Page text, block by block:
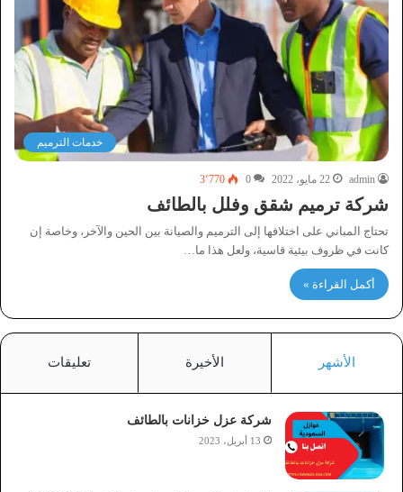
خدمات الترميم
admin 22 مايو، 2022 0 3٬770
شركة ترميم شقق وفلل بالطائف
تحتاج المباني على اختلافها إلى الترميم والصيانة بين الحين والآخر، وخاصة إن
كانت في ظروف بيئية قاسية، ولعل هذا ما…
أكمل القراءة »
الأشهر الأخيرة تعليقات
شركة عزل خزانات بالطائف
13 أبريل، 2023